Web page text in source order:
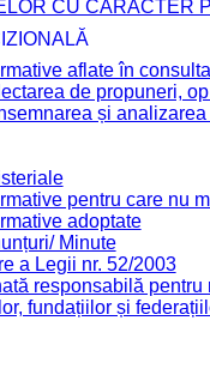
CU CARACTER
aflate în
de propuneri,
și
pentru care nu
adoptate
Minute
a Legii nr. 52/2003
responsabilă
fundațiilor și